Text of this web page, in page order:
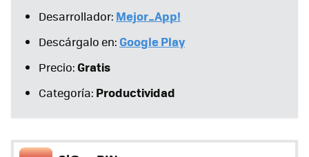
Desarrollador: Mejor_App!
Descárgalo en: Google Play
Precio:Gratis
Categoría: Productividad